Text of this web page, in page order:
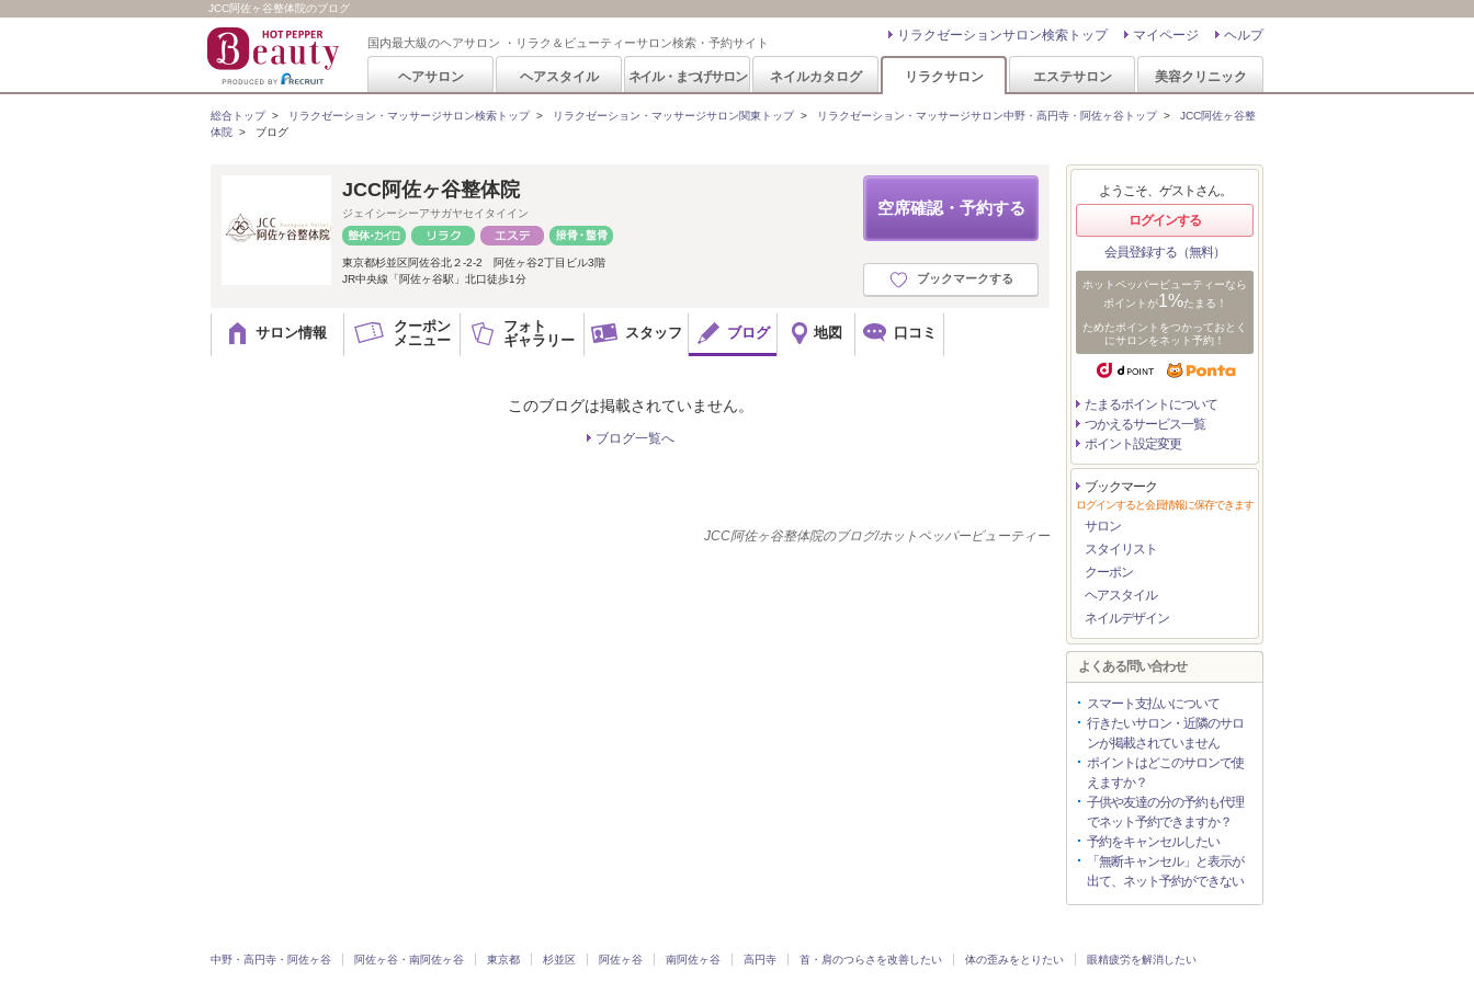
JCC阿佐ヶ谷整体院のブログ
国内最大級のヘアサロン ・リラク＆ビューティーサロン検索・予約サイト ヘルプ
マイページ
リラクゼーションサロン検索トップ
ヘアサロン ヘアスタイル ネイル・まつげサロン ネイルカタログ リラクサロン エステサロン 美容クリニック
総合トップ> リラクゼーション・マッサージサロン検索トップ> リラクゼーション・マッサージサロン関東トップ> リラクゼーション・マッサージサロン中野・高円寺・阿佐ヶ谷トップ> JCC阿佐ヶ谷整
体院 > ブログ
空席確認・予約する
ブックマークする
JCC阿佐ヶ谷整体院
ジェイシーシーアサガヤセイタイイン
東京都杉並区阿佐谷北２-2-2 阿佐ヶ谷2丁目ビル3階
JR中央線「阿佐ヶ谷駅」北口徒歩1分
サロン情報
クーポン
メニュー
フォト
ギャラリー
スタッフ ブログ 地図 口コミ
このブログは掲載されていません。
ブログ一覧へ
JCC阿佐ヶ谷整体院のブログ/ホットペッパービューティー
ようこそ、ゲストさん。
ログインする
会員登録する（無料）
ホットペッパービューティーなら
ポイントが1%たまる！
ためたポイントをつかっておとく
にサロンをネット予約！
たまるポイントについて
つかえるサービス一覧
ポイント設定変更
ブックマーク
ログインすると会員情報に保存できます
サロン
スタイリスト
クーポン
ヘアスタイル
ネイルデザイン
よくある問い合わせ
スマート支払いについて
行きたいサロン・近隣のサロ
ンが掲載されていません
ポイントはどこのサロンで使
えますか？
子供や友達の分の予約も代理
でネット予約できますか？
予約をキャンセルしたい
「無断キャンセル」と表示が
出て、ネット予約ができない
中野・高円寺・阿佐ヶ谷 阿佐ヶ谷・南阿佐ヶ谷 東京都 杉並区 阿佐ヶ谷 南阿佐ヶ谷 高円寺 首・肩のつらさを改善したい 体の歪みをとりたい 眼精疲労を解消したい